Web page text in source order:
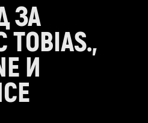
ЗА
И